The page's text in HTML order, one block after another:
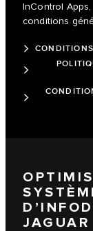
InControl
conditions
JAGUAR